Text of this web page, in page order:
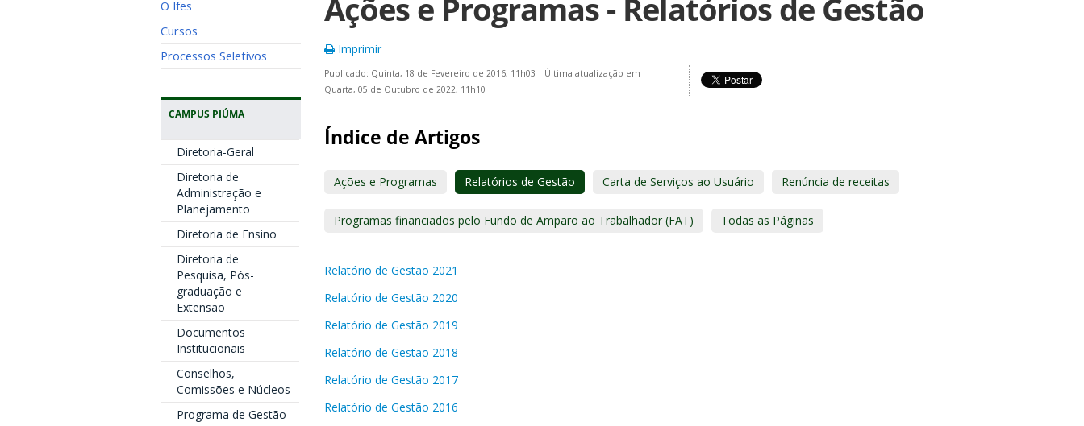
O Ifes
Cursos
Processos Seletivos
CAMPUS PIÚMA
Diretoria-Geral
Diretoria de
Administração e
Planejamento
Diretoria de Ensino
Diretoria de
Pesquisa, Pós-
graduação e
Extensão
Documentos
Institucionais
Conselhos,
Comissões e Núcleos
Programa de Gestão
Ações e Programas - Relatórios de Gestão
Imprimir
Publicado: Quinta, 18 de Fevereiro de 2016, 11h03 | Última atualização em
Quarta, 05 de Outubro de 2022, 11h10
Índice de Artigos
Ações e Programas Relatórios de Gestão Carta de Serviços ao Usuário Renúncia de receitas
Programas financiados pelo Fundo de Amparo ao Trabalhador (FAT) Todas as Páginas
Relatório de Gestão 2021
Relatório de Gestão 2020
Relatório de Gestão 2019
Relatório de Gestão 2018
Relatório de Gestão 2017
Relatório de Gestão 2016